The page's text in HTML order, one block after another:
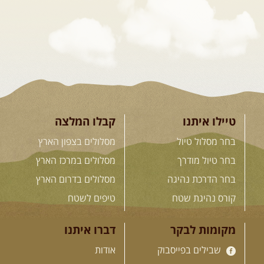
מסע שטח לאחת המדינות הפראיות
והמרגשות בעולם. קירגיסטאן היא לא ...
[המשך]
הקווקז הגבוה מחכה לכם: נתיבי שטח
מרהיבים, פסגות מושלגות, אירוח ...
[המשך]
23-29.09.2026 - סוכות – טיול
פתוח
בין רכס הקווקז הנמוך לגבוה, בין נהרות
שוצפים למעברי הרים ...[המשך]
טיילו איתנו
בחר מסלול טיול
בחר טיול מודרך
בחר הדרכת נהיגה
קורס נהיגת שטח
קבלו המלצה
מסלולים בצפון הארץ
מסלולים במרכז הארץ
מסלולים בדרום הארץ
טיפים לשטח
מקומות לבקר
שבילים בפייסבוק
דברו איתנו
אודות